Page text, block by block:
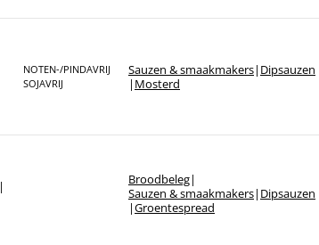
NOTEN-/PINDAVRIJ
SOJAVRIJ
Sauzen & smaakmakers| Dipsauzen
| Mosterd
| Broodbeleg|
Sauzen & smaakmakers| Dipsauzen
|Groentespread